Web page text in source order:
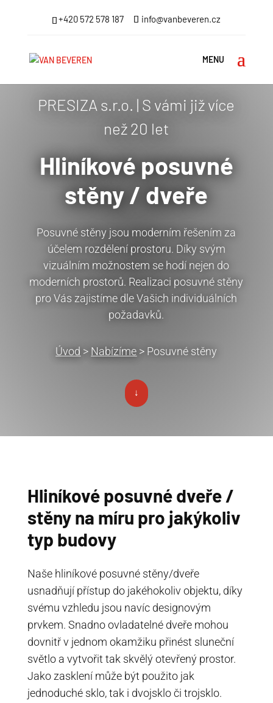
+420 572 578 187 info@vanbeveren.cz
PRESIZA s.r.o. | S vámi již více
než 20 let
Hliníkové posuvné
stěny / dveře
Posuvné stěny jsou moderním řešením za
účelem rozdělení prostoru. Díky svým
vizuálním možnostem se hodí nejen do
moderních prostorů. Realizaci posuvné stěny
pro Vás zajistíme dle Vašich individuálních
požadavků.
Úvod > Nabízíme > Posuvné stěny
↓
Hliníkové posuvné dveře /
stěny na míru pro jakýkoliv
typ budovy
Naše hliníkové posuvné stěny/dveře
usnadňují přístup do jakéhokoliv objektu, díky
svému vzhledu jsou navíc designovým
prvkem. Snadno ovladatelné dveře mohou
dovnitř v jednom okamžiku přinést sluneční
světlo a vytvořit tak skvělý otevřený prostor.
Jako zasklení může být použito jak
jednoduché sklo, tak i dvojsklo či trojsklo.